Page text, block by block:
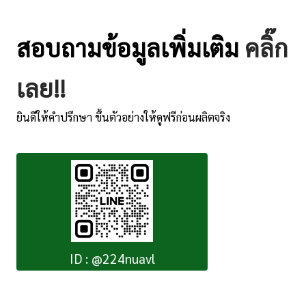
สอบถามข้อมูลเพิ่มเติม คลิ๊ก
เลย!!
ยินดีให้คำปรึกษา ขึ้นตัวอย่างให้ดูฟรีก่อนผลิตจริง
ID : @224nuavl